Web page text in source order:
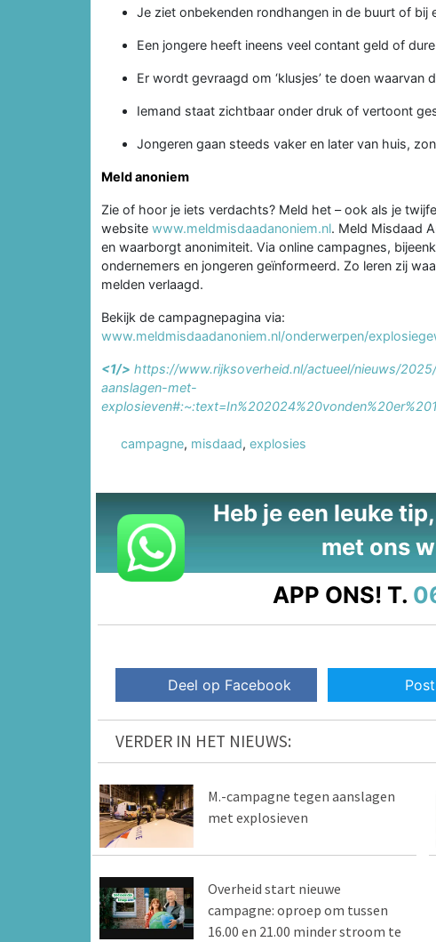
Je ziet onbekenden rondhangen in de buurt of bij
Een jongere heeft ineens veel contant geld of
Er wordt gevraagd om ‘klusjes’ te doen waarvan
Iemand staat zichtbaar onder druk of vertoont
Jongeren gaan steeds vaker en later van huis,
Meld anoniem
Zie of hoor je iets verdachts? Meld het – ook als je
website www.meldmisdaadanoniem.nl. Meld Misdaad
en waarborgt anonimiteit. Via online campagnes,
ondernemers en jongeren geïnformeerd. Zo leren zij
melden verlaagd.
Bekijk de campagnepagina via:
www.meldmisdaadanoniem.nl/onderwerpen/
<1/> https://www.rijksoverheid.nl/actueel/nieuws/
aanslagen-met-
campagne, misdaad, explosies
Heb je een leuke
met ons
APP ONS! T.
Deel op Facebook
VERDER IN HET NIEUWS:
M.-campagne tegen aanslagen
met explosieven
Overheid start nieuwe
campagne: oproep om tussen
16.00 en 21.00 minder stroom te